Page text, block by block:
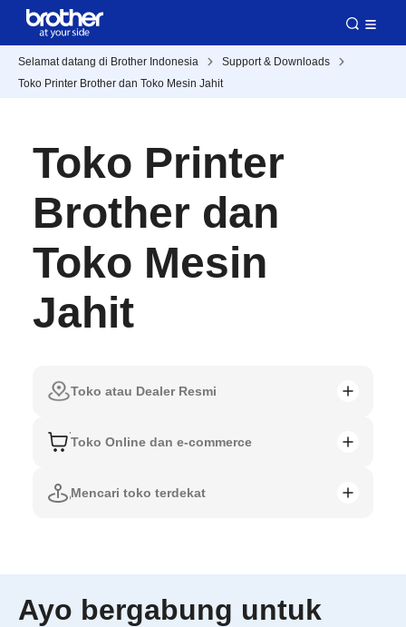
Selamat datang di Brother Indonesia
Support & Downloads
Toko Printer Brother dan Toko Mesin Jahit
Toko Printer
Brother dan
Toko Mesin
Jahit
Toko atau Dealer Resmi
Toko Online dan e-commerce
Mencari toko terdekat
Ayo bergabung untuk